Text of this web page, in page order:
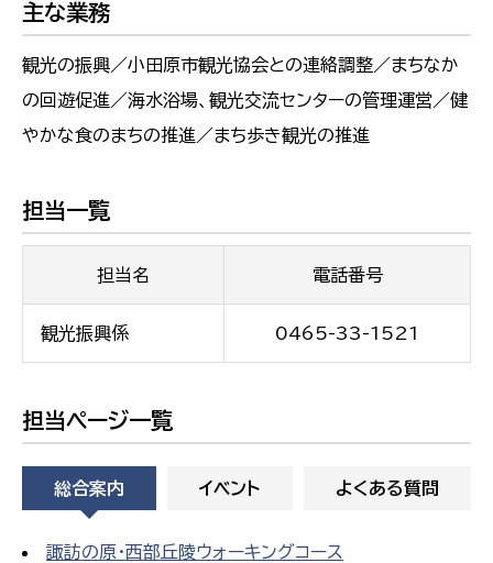
主な業務
観光の振興／小田原市観光協会との連絡調整／まちなか
の回遊促進／海水浴場、観光交流センターの管理運営／健
やかな食のまちの推進／まち歩き観光の推進
担当一覧
担当名 電話番号
観光振興係 0465-33-1521
担当ページ一覧
総合案内 イベント よくある質問
諏訪の原・西部丘陵ウォーキングコース